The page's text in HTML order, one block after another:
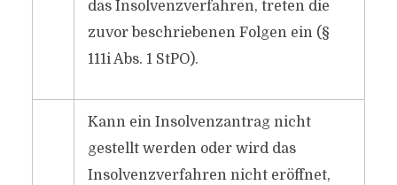
das Insolvenzverfahren, treten die
zuvor beschriebenen Folgen ein (§
111i Abs. 1 StPO).
Kann ein Insolvenzantrag nicht
gestellt werden oder wird das
Insolvenzverfahren nicht eröffnet,